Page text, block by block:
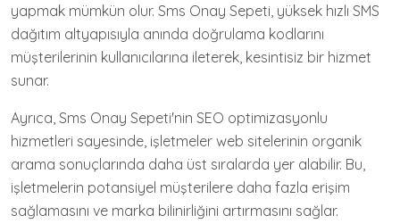
yapmak mümkün olur. Sms Onay Sepeti, yüksek hızlı SMS
dağıtım altyapısıyla anında doğrulama kodlarını
müşterilerinin kullanıcılarına ileterek, kesintisiz bir hizmet
sunar.
Ayrıca, Sms Onay Sepeti'nin SEO optimizasyonlu
hizmetleri sayesinde, işletmeler web sitelerinin organik
arama sonuçlarında daha üst sıralarda yer alabilir. Bu,
işletmelerin potansiyel müşterilere daha fazla erişim
sağlamasını ve marka bilinirliğini artırmasını sağlar.